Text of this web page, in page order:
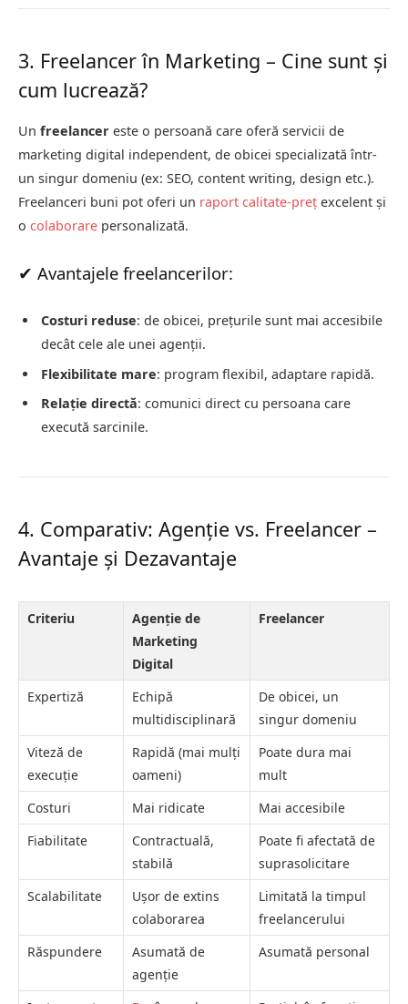
3. Freelancer în Marketing – Cine sunt și
cum lucrează?
Un freelancer este o persoană care oferă servicii de
marketing digital independent, de obicei specializată într-
un singur domeniu (ex: SEO, content writing, design etc.).
Freelanceri buni pot oferi un raport calitate-preț excelent și
o colaborare personalizată.
✔ Avantajele freelancerilor:
Costuri reduse: de obicei, prețurile sunt mai accesibile
decât cele ale unei agenții.
Flexibilitate mare: program flexibil, adaptare rapidă.
Relație directă: comunici direct cu persoana care
execută sarcinile.
4. Comparativ: Agenție vs. Freelancer –
Avantaje și Dezavantaje
Criteriu
Agenție de
Marketing
Digital
Freelancer
Expertiză
Echipă
multidisciplinară
De obicei, un
singur domeniu
Viteză de
execuție
Rapidă (mai mulți
oameni)
Poate dura mai
mult
Costuri
Mai ridicate
Mai accesibile
Fiabilitate
Contractuală,
stabilă
Poate fi afectată de
suprasolicitare
Scalabilitate
Ușor de extins
colaborarea
Limitată la timpul
freelancerului
Răspundere
Asumată de
agenție
Asumată personal